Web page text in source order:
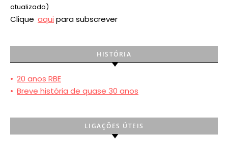
atualizado)
Clique aqui para subscrever
HISTÓRIA
• 20 anos RBE
• Breve história de quase 30 anos
LIGAÇÕES ÚTEIS